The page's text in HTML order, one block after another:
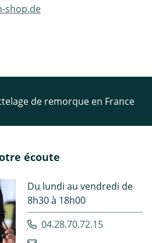
shop.de
de remorque en France
écoute
Du lundi au vendredi de
8h30 à 18h00
04.28.70.72.15